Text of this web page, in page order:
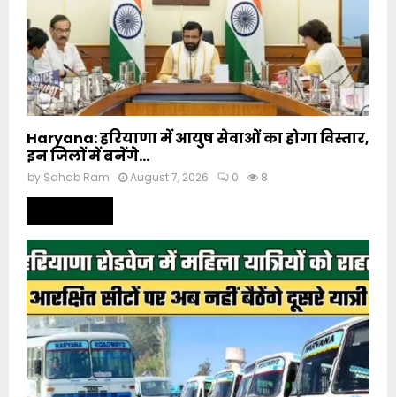
Haryana: हरियाणा में आयुष सेवाओं का होगा विस्तार,
इन जिलों में बनेंगे...
by Sahab Ram August 7, 2026 0 8